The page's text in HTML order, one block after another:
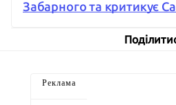
Забарного та критикує
Реклама